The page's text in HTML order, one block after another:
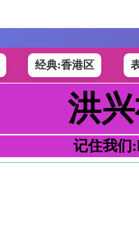
经典:香港区
洪
记住我们